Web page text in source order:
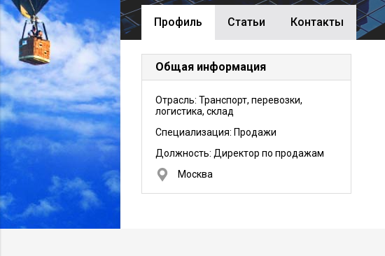
Профиль Cтатьи Контакты
Общая информация
Отрасль: Транспорт, перевозки,
логистика, склад
Специализация: Продажи
Должность: Директор по продажам
Москва